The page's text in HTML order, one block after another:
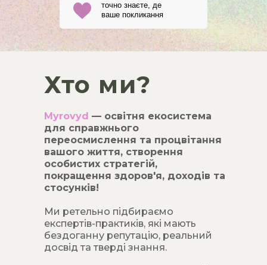
точно знаєте, де
ваше покликання
Myrovyd — освітня екосистема
для справжнього
переосмислення та процвітання
вашого життя, створення
особистих стратегій,
покращення здоров'я, доходів та
стосунків!
Ми ретельно підбираємо
експертів-практиків, які мають
бездоганну репутацію, реальний
досвід та тверді знання.
Хто ми?